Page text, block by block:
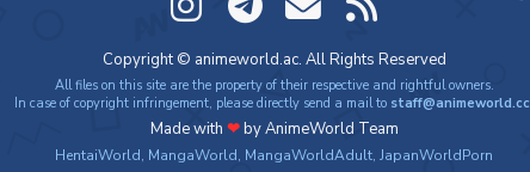
Copyright © animeworld.ac. All Rights Reserved
All files on this site are the property of their respective and rightful owners.
In case of copyright infringement, please directly send a mail to staff@animeworld.cc
Made with ❤by AnimeWorld Team
HentaiWorld, MangaWorld, MangaWorldAdult,JapanWorldPorn